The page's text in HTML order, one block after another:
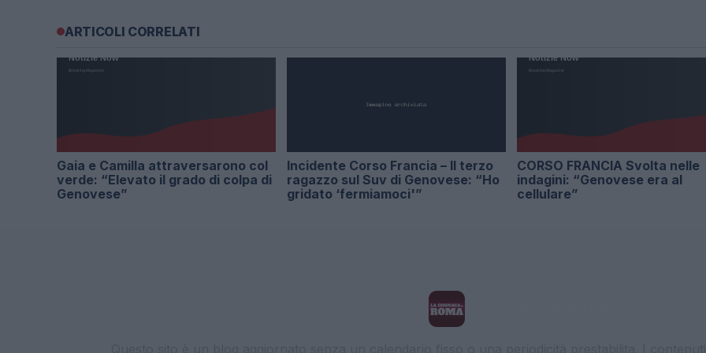
ARTICOLI CORRELATI
Gaia e Camilla attraversarono col
verde: “Elevato il grado di colpa di
Genovese”
Incidente Corso Francia – Il terzo
ragazzo sul Suv di Genovese: “Ho
gridato ‘fermiamoci'”
CORSO FRANCIA Svolta nelle
indagini: “Genovese era al
cellulare”